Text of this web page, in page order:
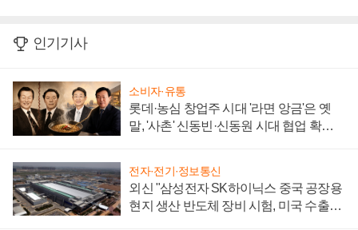
인기기사
소비자·유통
롯데·농심 창업주 시대 '라면 앙금'은 옛
말, '사촌' 신동빈·신동원 시대 협업 확대
전자·전기·정보통신
외신 "삼성전자 SK하이닉스 중국 공장용
현지 생산 반도체 장비 시험, 미국 수출통